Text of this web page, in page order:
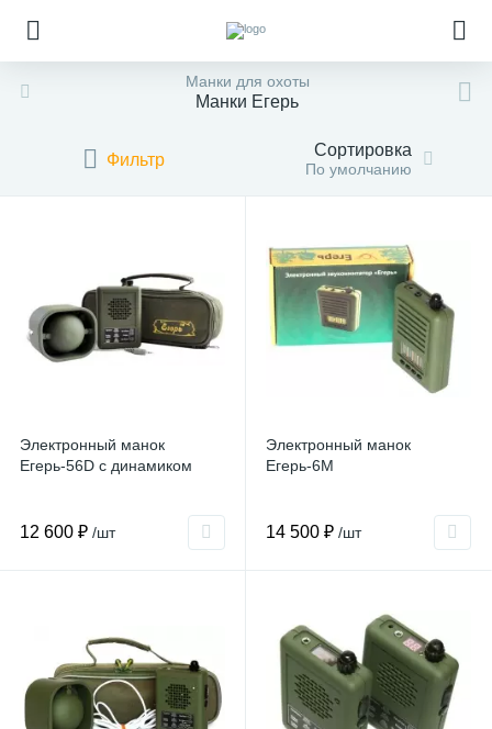
Манки для охоты
Манки Егерь
Фильтр Сортировка
По умолчанию
Электронный манок
Егерь-56D с динамиком
12 600 ₽ /шт
Электронный манок
Егерь-6М
14 500 ₽ /шт